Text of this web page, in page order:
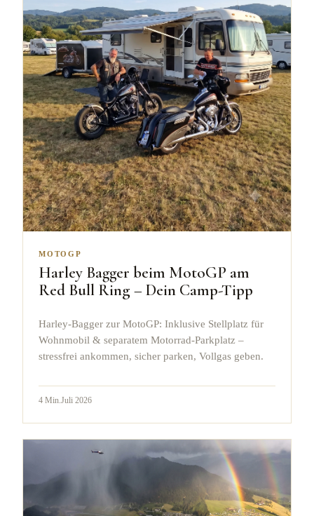
MOTOGP
Harley Bagger beim MotoGP am
Red Bull Ring – Dein Camp-Tipp
Harley-Bagger zur MotoGP: Inklusive Stellplatz für
Wohnmobil & separatem Motorrad-Parkplatz –
stressfrei ankommen, sicher parken, Vollgas geben.
4 Min.Juli 2026